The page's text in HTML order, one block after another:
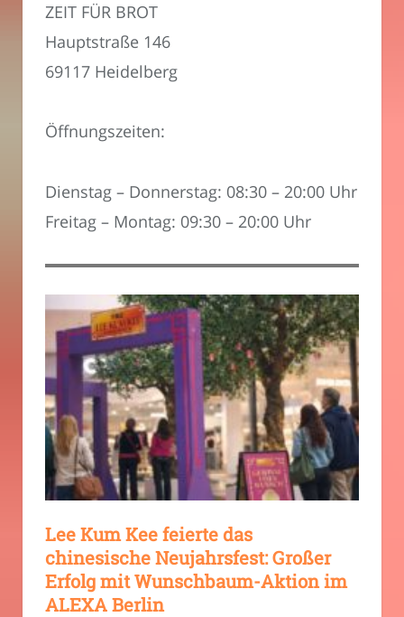
ZEIT FÜR BROT
Hauptstraße 146
69117 Heidelberg
Öffnungszeiten:
Dienstag – Donnerstag: 08:30 – 20:00 Uhr
Freitag – Montag: 09:30 – 20:00 Uhr
Lee Kum Kee feierte das
chinesische Neujahrsfest: Großer
Erfolg mit Wunschbaum-Aktion im
ALEXA Berlin